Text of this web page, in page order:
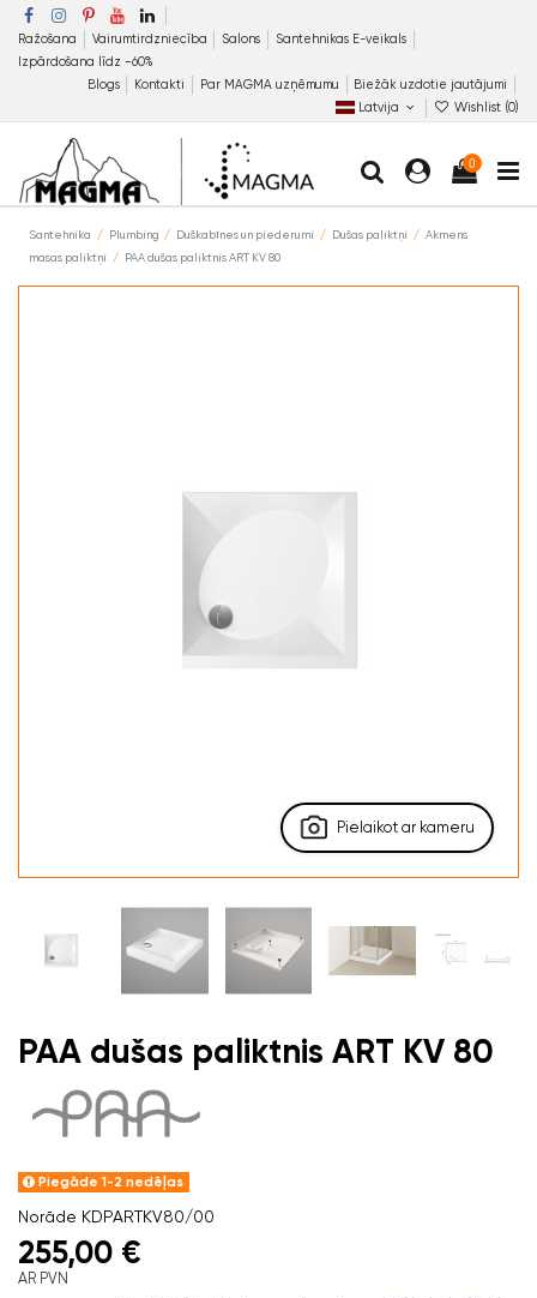
Ražošana Vairumtirdzniecība Salons
Santehnikas E-veikals
Izpārdošana līdz −60%
Blogs
Kontakti Par MAGMA uzņēmumu
Biežāk uzdotie jautājumi
Latvija
Wishlist (0)
0
Santehnika Plumbing Duškabīnes un piederumi Dušas paliktņi
Akmens
masas paliktņi
PAA dušas paliktnis ART KV 80
Pielaikot ar kameru
PAA dušas paliktnis ART KV 80
Piegāde 1-2 nedēļas
Norāde KDPARTKV80/00
255,00 €
AR PVN